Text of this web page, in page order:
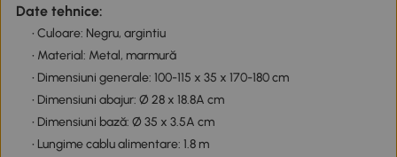
Date tehnice:
• Culoare: Negru, argintiu
• Material: Metal, marmură
• Dimensiuni generale: 100-115 x 35 x 170-180 cm
• Dimensiuni abajur: Ø 28 x 18.8A cm
• Dimensiuni bază: Ø 35 x 3.5A cm
• Lungime cablu alimentare: 1.8 m